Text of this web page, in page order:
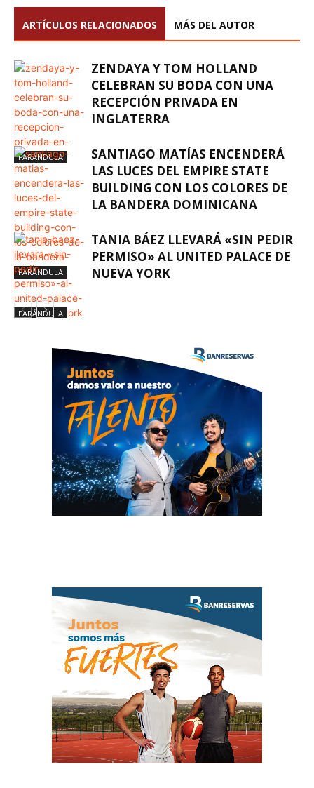
ARTÍCULOS RELACIONADOS MÁS DEL AUTOR
FARÁNDULA
ZENDAYA Y TOM HOLLAND
CELEBRAN SU BODA CON UNA
RECEPCIÓN PRIVADA EN
INGLATERRA
FARÁNDULA
SANTIAGO MATÍAS ENCENDERÁ
LAS LUCES DEL EMPIRE STATE
BUILDING CON LOS COLORES DE
LA BANDERA DOMINICANA
FARÁNDULA
TANIA BÁEZ LLEVARÁ «SIN PEDIR
PERMISO» AL UNITED PALACE DE
NUEVA YORK